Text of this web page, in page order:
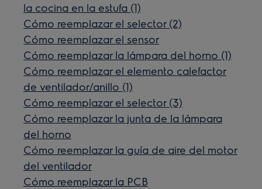
la cocina en la estufa (1)
Cómo reemplazar el selector (2)
Cómo reemplazar el sensor
Cómo reemplazar la lámpara del horno (1)
Cómo reemplazar el elemento calefactor
de ventilador/anillo (1)
Cómo reemplazar el selector (3)
Cómo reemplazar la junta de la lámpara
del horno
Cómo reemplazar la guía de aire del motor
del ventilador
Cómo reemplazar la PCB